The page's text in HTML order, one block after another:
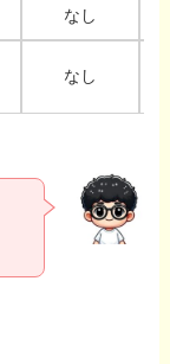
なし
なし